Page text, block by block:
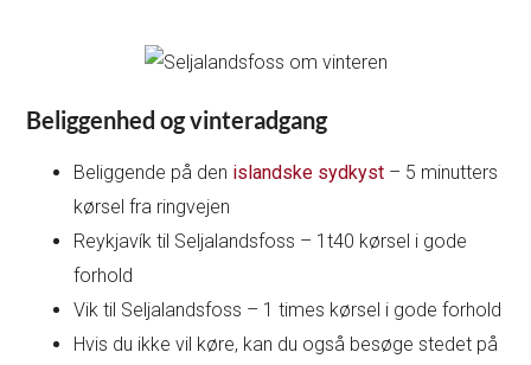
Beliggenhed og vinteradgang
Beliggende på den islandske sydkyst – 5 minutters
kørsel fra ringvejen
Reykjavík til Seljalandsfoss – 1t40 kørsel i gode
forhold
Vik til Seljalandsfoss – 1 times kørsel i gode forhold
Hvis du ikke vil køre, kan du også besøge stedet på